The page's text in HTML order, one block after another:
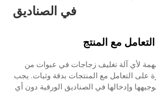
في الصناديق
مع المنتج
لأي آلة تغليف زجاجات في عبوات من
على التعامل مع المنتجات بدقة وثبات. يجب
وإدخالها في الصناديق الورقية دون أي